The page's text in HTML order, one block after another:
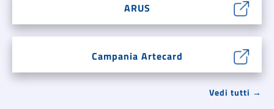
ARUS
Campania Artecard
Vedi tutti →